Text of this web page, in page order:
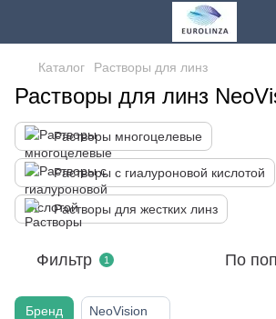
Каталог Растворы для линз
Растворы для линз
Растворы многоцелевые
Растворы с гиалуроновой кислотой
Растворы для жестких линз
Фильтр 1 По
Бренд NeoVision